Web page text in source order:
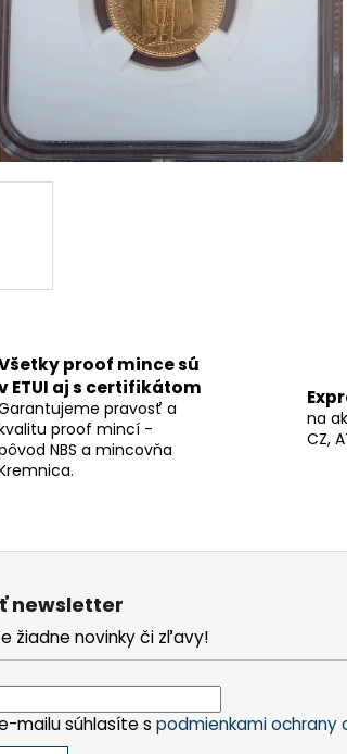
proof mince sú
ETUI aj s certifikátom
pravosť a
proof mincí -
NBS a mincovňa
na
CZ,
newsletter
žiadne novinky či zľavy!
mailu súhlasíte s podmienkami ochrany